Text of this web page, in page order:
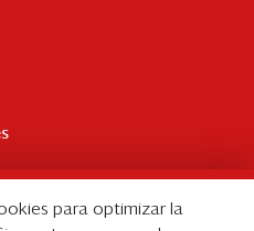
para optimizar la